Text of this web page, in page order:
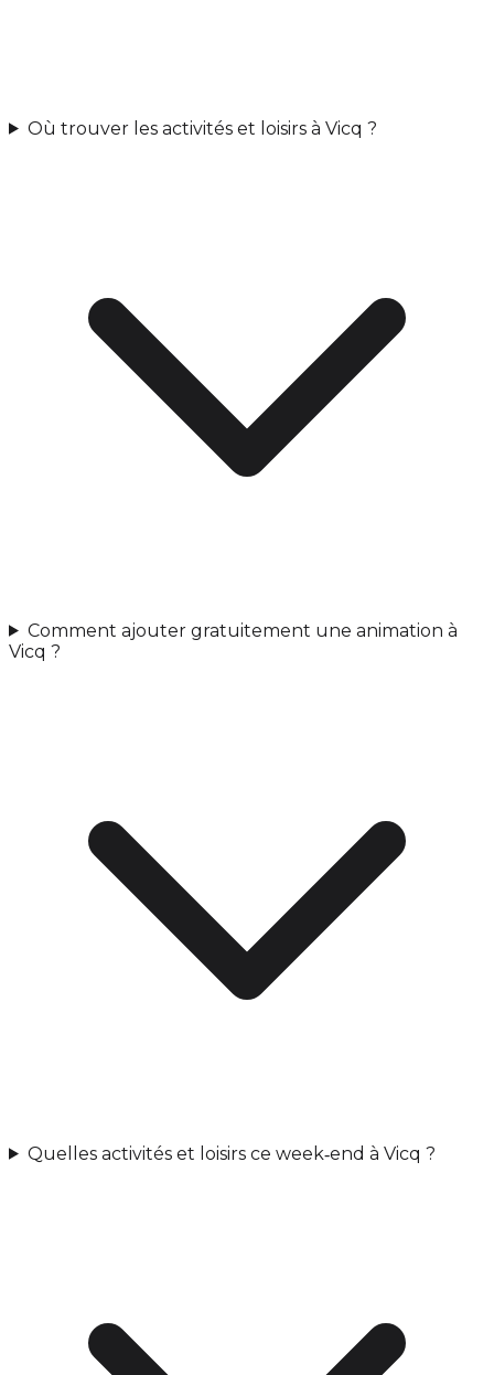
Où trouver les activités et loisirs à Vicq ?
Comment ajouter gratuitement une animation à
Vicq ?
Quelles activités et loisirs ce week‑end à Vicq ?